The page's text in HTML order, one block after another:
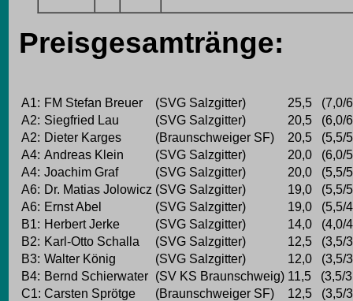
Preisgesamtränge:
A1: FM Stefan Breuer (SVG Salzgitter)
25,5 (7,0/
A2: Siegfried Lau (SVG Salzgitter)
20,5 (6,0/
A2: Dieter Karges (Braunschweiger SF)
20,5 (5,5/
A4: Andreas Klein (SVG Salzgitter)
20,0 (6,0/
A4: Joachim Graf (SVG Salzgitter)
20,0 (5,5/
A6: Dr. Matias Jolowicz (SVG Salzgitter)
19,0 (5,5/
A6: Ernst Abel (SVG Salzgitter)
19,0 (5,5/
B1: Herbert Jerke (SVG Salzgitter)
14,0 (4,0/
B2: Karl-Otto Schalla (SVG Salzgitter)
12,5 (3,5/
B3: Walter König (SVG Salzgitter)
12,0 (3,5/
B4: Bernd Schierwater (SV KS Braunschweig) 11,5 (3,5/
C1: Carsten Sprötge (Braunschweiger SF)
12,5 (3,5/